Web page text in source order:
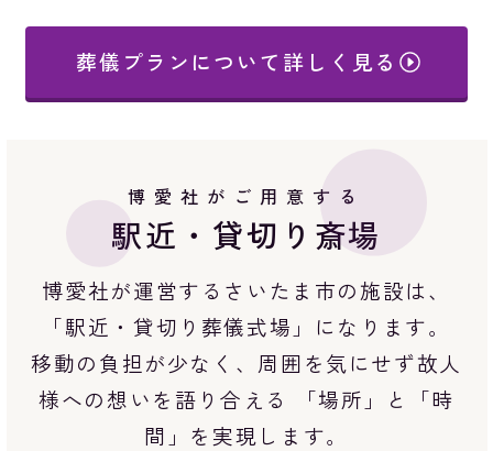
葬儀プランについて詳しく見る
博愛社がご用意する
駅近・貸切り斎場
博愛社が運営するさいたま市の施設は、
「駅近・貸切り葬儀式場」になります。
移動の負担が少なく、周囲を気にせず故人
様への想いを語り合える 「場所」と「時
間」を実現します。